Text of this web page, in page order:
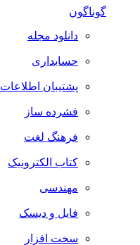
گوناگون
دانلود مجله
حسابداری
پشتیبان اطلاعات
فشرده ساز
فرهنگ لغت
کتاب الکترونیک
مهندسی
فایل و دیسک
سخت افزار